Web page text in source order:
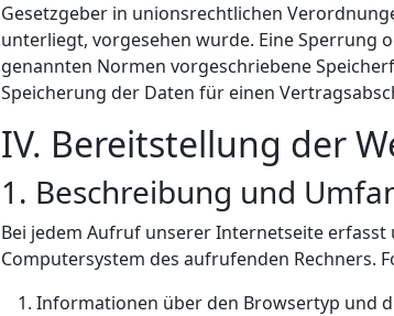
Gesetzgeber in unionsrechtlichen
unterliegt, vorgesehen wurde. Eine Sperrung
genannten Normen vorgeschriebene
Speicherung der Daten für einen
IV. Bereitstellung der
1. Beschreibung und
Bei jedem Aufruf unserer Internetseite
Computersystem des aufrufenden Rechners.
Informationen über den Browsertyp und